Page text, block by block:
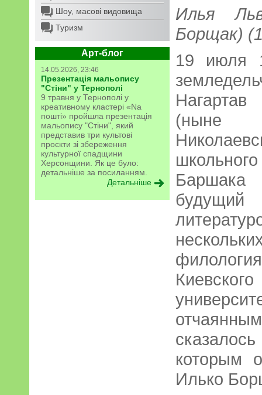
Шоу, масові видовища
Туризм
Арт-блог
14.05.2026, 23:46
Презентація мальопису
"Стіни" у Тернополі
9 травня у Тернополі у
креативному кластері «Na
пошті» пройшла презентація
мальопису "Стіни", який
представив три культові
проєкти зі збереження
культурної спадщини
Херсонщини. Як це було:
детальніше за посиланням.
Детальніше
Илья
Борщак)
19 июля
(ныне
будущий
которым
Илько